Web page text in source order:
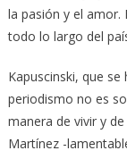
la pasión y el amor.
todo lo largo del
Kapuscinski, que
periodismo no es
manera de vivir y
Martínez -